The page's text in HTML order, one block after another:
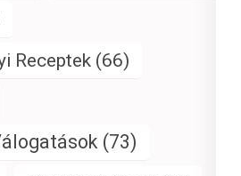
Receptek (66)
(73)